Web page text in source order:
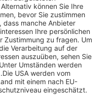
Sind Sie am Ende
der
Höchstbietende,
werden Sie per E-
Mail informiert
und erhalten nach
Zahlungseingang